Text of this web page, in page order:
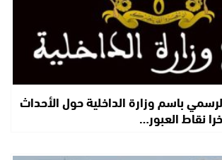
باسم وزارة الداخلية حول الأحداث
نقاط العبور…